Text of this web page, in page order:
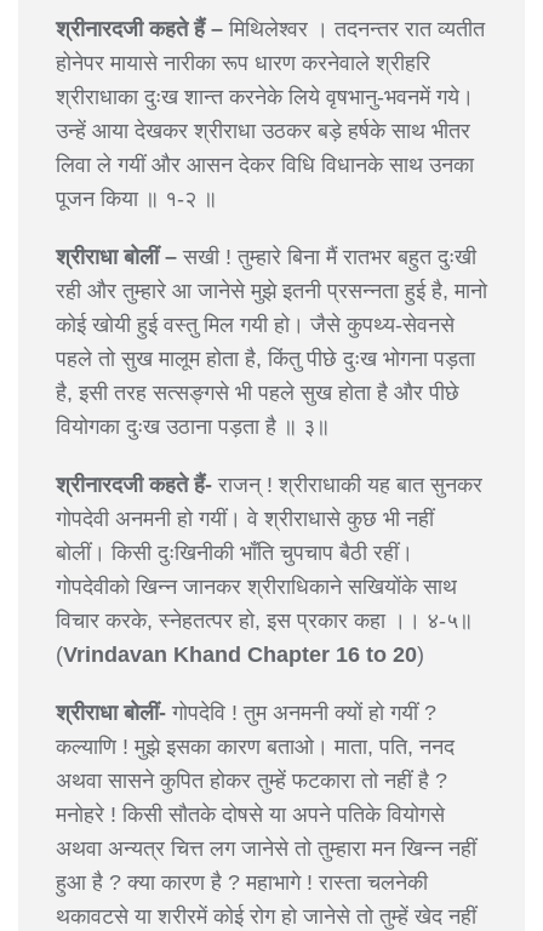
श्रीनारदजी कहते हैं – मिथिलेश्वर । तदनन्तर रात व्यतीत
होनेपर मायासे नारीका रूप धारण करनेवाले श्रीहरि
श्रीराधाका दुःख शान्त करनेके लिये वृषभानु-भवनमें गये।
उन्हें आया देखकर श्रीराधा उठकर बड़े हर्षके साथ भीतर
लिवा ले गयीं और आसन देकर विधि विधानके साथ उनका
पूजन किया ॥ १-२ ॥
श्रीराधा बोलीं – सखी ! तुम्हारे बिना मैं रातभर बहुत दुःखी
रही और तुम्हारे आ जानेसे मुझे इतनी प्रसन्नता हुई है, मानो
कोई खोयी हुई वस्तु मिल गयी हो। जैसे कुपथ्य-सेवनसे
पहले तो सुख मालूम होता है, किंतु पीछे दुःख भोगना पड़ता
है, इसी तरह सत्सङ्गसे भी पहले सुख होता है और पीछे
वियोगका दुःख उठाना पड़ता है ॥ ३॥
श्रीनारदजी कहते हैं- राजन् ! श्रीराधाकी यह बात सुनकर
गोपदेवी अनमनी हो गयीं। वे श्रीराधासे कुछ भी नहीं
बोलीं। किसी दुःखिनीकी भाँति चुपचाप बैठी रहीं।
गोपदेवीको खिन्न जानकर श्रीराधिकाने सखियोंके साथ
विचार करके, स्नेहतत्पर हो, इस प्रकार कहा ।। ४-५॥
(Vrindavan Khand Chapter 16 to 20)
श्रीराधा बोलीं- गोपदेवि ! तुम अनमनी क्यों हो गयीं ?
कल्याणि ! मुझे इसका कारण बताओ। माता, पति, ननद
अथवा सासने कुपित होकर तुम्हें फटकारा तो नहीं है ?
मनोहरे ! किसी सौतके दोषसे या अपने पतिके वियोगसे
अथवा अन्यत्र चित्त लग जानेसे तो तुम्हारा मन खिन्न नहीं
हुआ है ? क्या कारण है ? महाभागे ! रास्ता चलनेकी
थकावटसे या शरीरमें कोई रोग हो जानेसे तो तुम्हें खेद नहीं